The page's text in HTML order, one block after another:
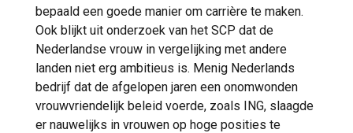
bepaald een goede manier om carrière te maken.
Ook blijkt uit onderzoek van het SCP dat de
Nederlandse vrouw in vergelijking met andere
landen niet erg ambitieus is. Menig Nederlands
bedrijf dat de afgelopen jaren een onomwonden
vrouwvriendelijk beleid voerde, zoals ING, slaagde
er nauwelijks in vrouwen op hoge posities te